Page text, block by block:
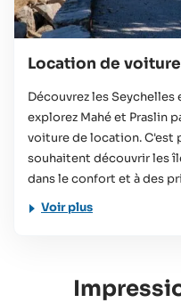
Location de
Découvrez les
explorez Mahé et Praslin
voiture de location. C'est
souhaitent découvrir les
dans le confort et à des
Voir plus